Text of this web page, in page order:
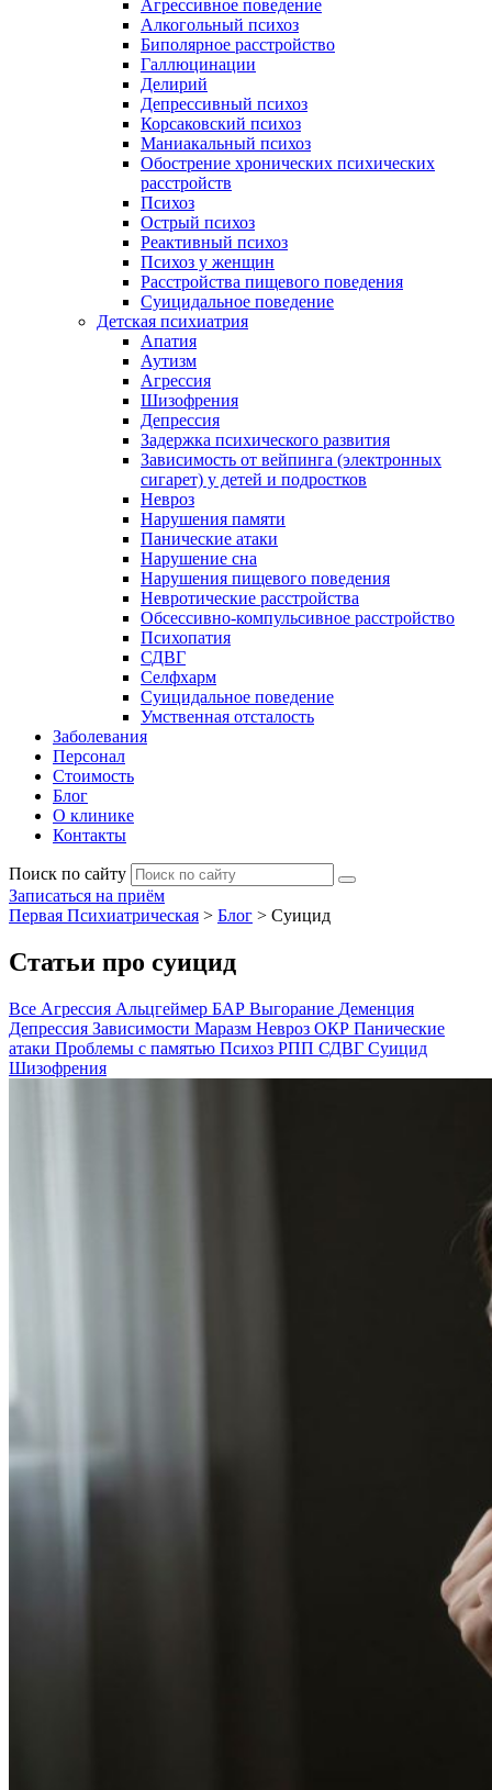
Агрессивное поведение
Алкогольный психоз
Биполярное расстройство
Галлюцинации
Делирий
Депрессивный психоз
Корсаковский психоз
Маниакальный психоз
Обострение хронических психических
расстройств
Психоз
Острый психоз
Реактивный психоз
Психоз у женщин
Расстройства пищевого поведения
Суицидальное поведение
Детская психиатрия
Апатия
Аутизм
Агрессия
Шизофрения
Депрессия
Задержка психического развития
Зависимость от вейпинга (электронных
сигарет) у детей и подростков
Невроз
Нарушения памяти
Панические атаки
Нарушение сна
Нарушения пищевого поведения
Невротические расстройства
Обсессивно-компульсивное расстройство
Психопатия
СДВГ
Селфхарм
Суицидальное поведение
Умственная отсталость
Заболевания
Персонал
Стоимость
Блог
О клинике
Контакты
Поиск по сайту
Записаться на приём
Первая Психиатрическая > Блог > Суицид
Статьи про суицид
Все Агрессия Альцгеймер БАР Выгорание Деменция
Депрессия Зависимости Маразм Невроз ОКР Панические
атаки Проблемы с памятью Психоз РПП СДВГ Суицид
Шизофрения